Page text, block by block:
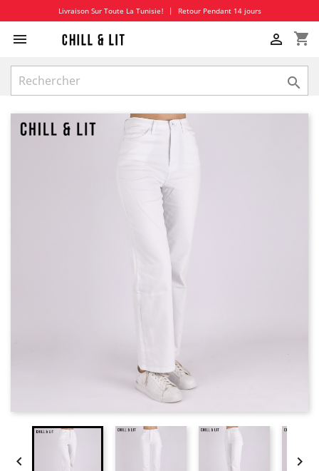
Livraison Sur Toute La Tunisie! | Retour Pendant 14 jours
 shopping_cart


 